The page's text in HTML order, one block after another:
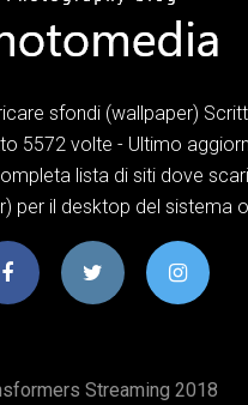
sfondi (wallpaper)
5572 volte - Ultimo
lista di siti dove
per il desktop del sistema
Streaming 2018